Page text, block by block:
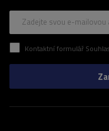
Zadejte svou e-mailovou
Kontaktní formulář Souhlasím se zpracováním svých